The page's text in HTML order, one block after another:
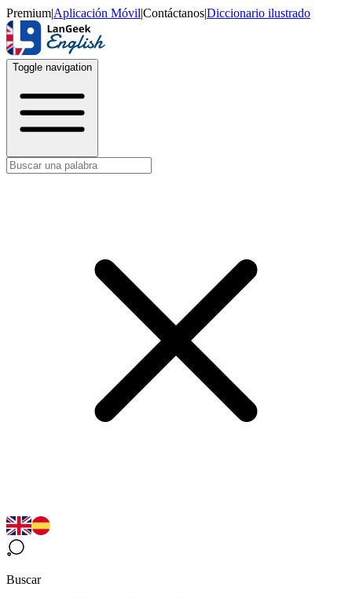
Premium|Aplicación Móvil|Contáctanos|Diccionario ilustrado
Toggle navigation
Buscar